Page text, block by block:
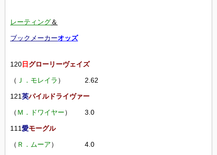
レーティング＆
ブックメーカーオッズ
120日 グローリーヴェイズ
（ Ｊ．モレイラ ） 2.62
121英パイルドライヴァー
（ Ｍ．ドワイヤー） 3.0
111愛モーグル
（ Ｒ．ムーア） 4.0